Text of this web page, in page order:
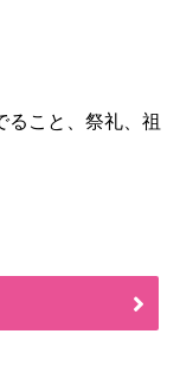
ること、祭礼、祖